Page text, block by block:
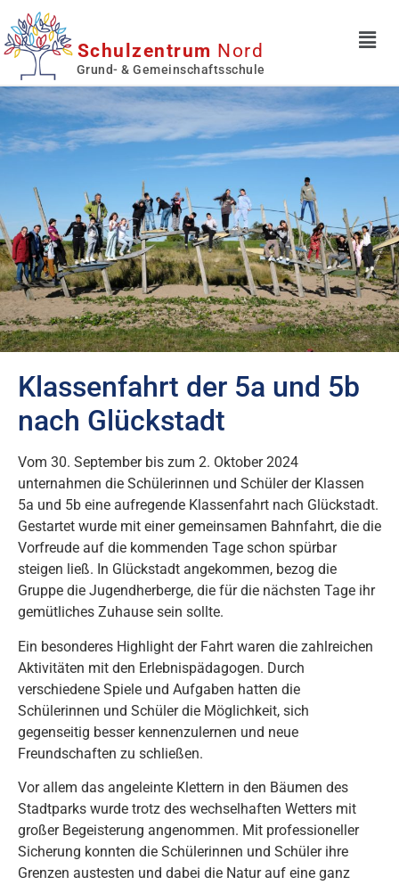
Schulzentrum Nord
Grund- & Gemeinschaftsschule
Klassenfahrt der 5a und 5b
nach Glückstadt
Vom 30. September bis zum 2. Oktober 2024
unternahmen die Schülerinnen und Schüler der Klassen
5a und 5b eine aufregende Klassenfahrt nach Glückstadt.
Gestartet wurde mit einer gemeinsamen Bahnfahrt, die die
Vorfreude auf die kommenden Tage schon spürbar
steigen ließ. In Glückstadt angekommen, bezog die
Gruppe die Jugendherberge, die für die nächsten Tage ihr
gemütliches Zuhause sein sollte.
Ein besonderes Highlight der Fahrt waren die zahlreichen
Aktivitäten mit den Erlebnispädagogen. Durch
verschiedene Spiele und Aufgaben hatten die
Schülerinnen und Schüler die Möglichkeit, sich
gegenseitig besser kennenzulernen und neue
Freundschaften zu schließen.
Vor allem das angeleinte Klettern in den Bäumen des
Stadtparks wurde trotz des wechselhaften Wetters mit
großer Begeisterung angenommen. Mit professioneller
Sicherung konnten die Schülerinnen und Schüler ihre
Grenzen austesten und dabei die Natur auf eine ganz